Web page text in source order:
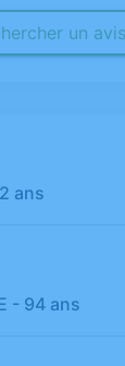
un avis
ans
- 94 ans